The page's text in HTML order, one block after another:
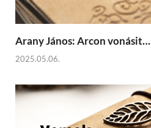
Arany János: Arcon vonásit…
2025.05.06.